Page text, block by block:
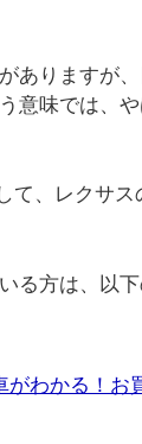
ありますが
意味では、
て、レクサ
る方は、以
わかる！お